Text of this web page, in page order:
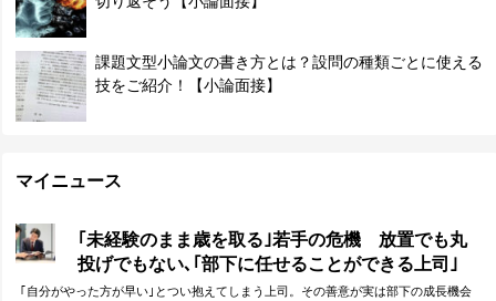
課題文型小論文の書き方とは？設問の種類ごとに使える
技をご紹介！【小論面接】
マイニュース
｢未経験のまま歳を取る｣若手の危機 放置でも丸
投げでもない､｢部下に任せることができる上司｣
になる方法
｢自分がやった方が早い｣とつい抱えてしまう上司。その善意が実は部下の成長機会